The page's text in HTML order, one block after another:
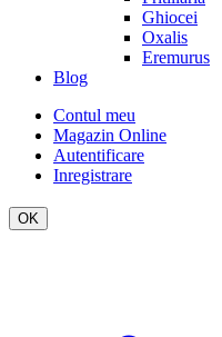
Ghiocei
Oxalis
Eremurus
Blog
Contul meu
Magazin Online
Autentificare
Inregistrare
OK